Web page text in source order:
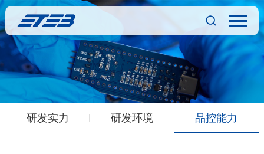
研发实力 研发环境 品控能力